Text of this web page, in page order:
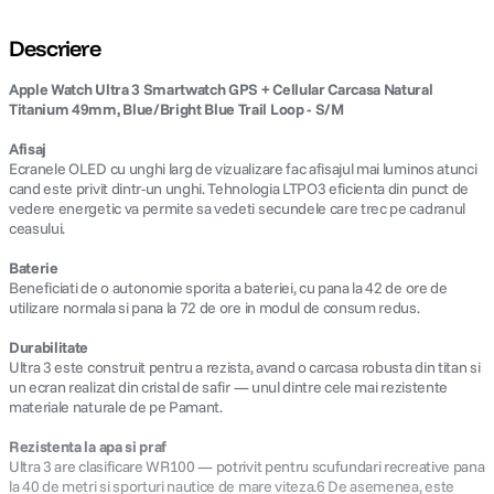
Descriere
Apple Watch Ultra 3 Smartwatch GPS + Cellular Carcasa Natural
Titanium 49mm, Blue/Bright Blue Trail Loop - S/M
Afisaj
Ecranele OLED cu unghi larg de vizualizare fac afisajul mai luminos atunci
cand este privit dintr-un unghi. Tehnologia LTPO3 eficienta din punct de
vedere energetic va permite sa vedeti secundele care trec pe cadranul
ceasului.
Baterie
Beneficiati de o autonomie sporita a bateriei, cu pana la 42 de ore de
utilizare normala si pana la 72 de ore in modul de consum redus.
Durabilitate
Ultra 3 este construit pentru a rezista, avand o carcasa robusta din titan si
un ecran realizat din cristal de safir — unul dintre cele mai rezistente
materiale naturale de pe Pamant.
Rezistenta la apa si praf
Ultra 3 are clasificare WR100 — potrivit pentru scufundari recreative pana
la 40 de metri si sporturi nautice de mare viteza.6 De asemenea, este